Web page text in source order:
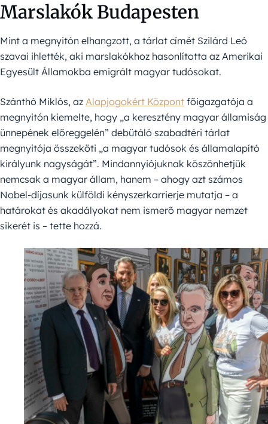
Marslakók Budapesten
Mint a megnyitón elhangzott, a tárlat címét Szilárd Leó
szavai ihlették, aki marslakókhoz hasonlította az Amerikai
Egyesült Államokba emigrált magyar tudósokat.
Szánthó Miklós, az Alapjogokért Központ főigazgatója a
megnyitón kiemelte, hogy „a keresztény magyar államiság
ünnepének előreggelén” debütáló szabadtéri tárlat
megnyitója összeköti „a magyar tudósok és államalapító
királyunk nagyságát”. Mindannyiójuknak köszönhetjük
nemcsak a magyar állam, hanem – ahogy azt számos
Nobel-díjasunk külföldi kényszerkarrierje mutatja – a
határokat és akadályokat nem ismerő magyar nemzet
sikerét is – tette hozzá.